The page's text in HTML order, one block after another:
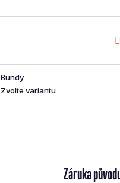
Bundy
Zvolte variantu
Záruka